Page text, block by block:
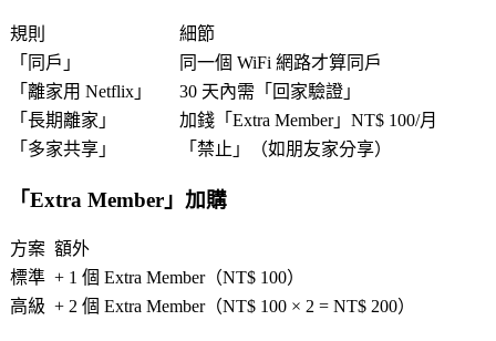
規則
細節
「 同戶 」
同一個 WiFi 網路才算同戶
「 離家用 Netflix 」 30 天內需「 回家驗證 」
「 長期離家 」 加錢「 Extra Member」NT$ 100/月
「 多家共享 」 「 禁止 」（如朋友家分享）
「Extra Member 」加購
方案 額外
標準 + 1 個 Extra Member（NT$ 100）
高級 + 2 個 Extra Member（NT$ 100 × 2 = NT$ 200）